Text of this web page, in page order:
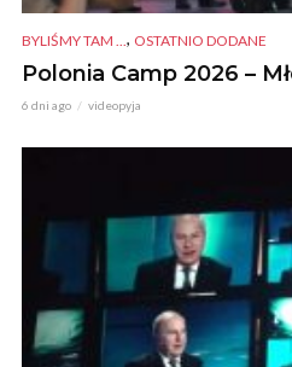
BYLIŚMY TAM ... , OSTATNIO DODANE
Polonia Camp 2026 –
6 dni ago videopyja